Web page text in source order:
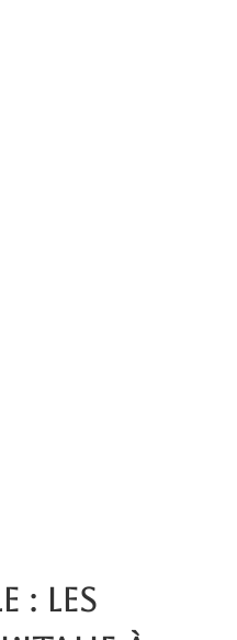
: les